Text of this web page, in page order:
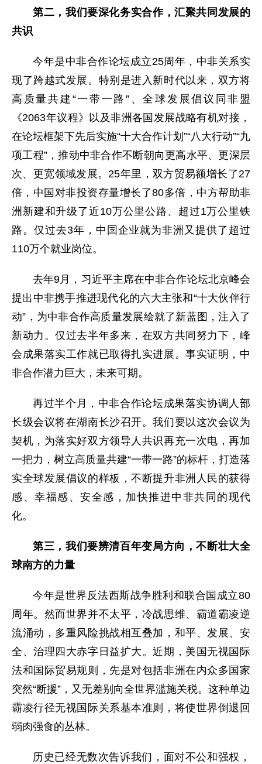
第二，我们要深化务实合作，汇聚共同发展的
共识
今年是中非合作论坛成立25周年，中非关系实
现了跨越式发展。特别是进入新时代以来，双方将
高质量共建“一带一路”、全球发展倡议同非盟
《2063年议程》以及非洲各国发展战略有机对接，
在论坛框架下先后实施“十大合作计划”“八大行动”“九
项工程”，推动中非合作不断朝向更高水平、更深层
次、更宽领域发展。25年里，双方贸易额增长了27
倍，中国对非投资存量增长了80多倍，中方帮助非
洲新建和升级了近10万公里公路、超过1万公里铁
路。仅过去3年，中国企业就为非洲又提供了超过
110万个就业岗位。
去年9月，习近平主席在中非合作论坛北京峰会
提出中非携手推进现代化的六大主张和“十大伙伴行
动”，为中非合作高质量发展绘就了新蓝图，注入了
新动力。仅过去半年多来，在双方共同努力下，峰
会成果落实工作就已取得扎实进展。事实证明，中
非合作潜力巨大，未来可期。
再过半个月，中非合作论坛成果落实协调人部
长级会议将在湖南长沙召开。我们要以这次会议为
契机，为落实好双方领导人共识再充一次电，再加
一把力，树立高质量共建“一带一路”的标杆，打造落
实全球发展倡议的样板，不断提升非洲人民的获得
感、幸福感、安全感，加快推进中非共同的现代
化。
第三，我们要辨清百年变局方向，不断壮大全
球南方的力量
今年是世界反法西斯战争胜利和联合国成立80
周年。然而世界并不太平，冷战思维、霸道霸凌逆
流涌动，多重风险挑战相互叠加，和平、发展、安
全、治理四大赤字日益扩大。近期，美国无视国际
法和国际贸易规则，先是对包括非洲在内众多国家
突然“断援”，又无差别向全世界滥施关税。这种单边
霸凌行径无视国际关系基本准则，将使世界倒退回
弱肉强食的丛林。
历史已经无数次告诉我们，面对不公和强权，